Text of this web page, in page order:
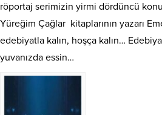
röportaj serimizin yirmi dördüncü
Yüreğim Çağlar kitaplarının yazarı
edebiyatla kalın, hoşça kalın…
yuvanızda essin…